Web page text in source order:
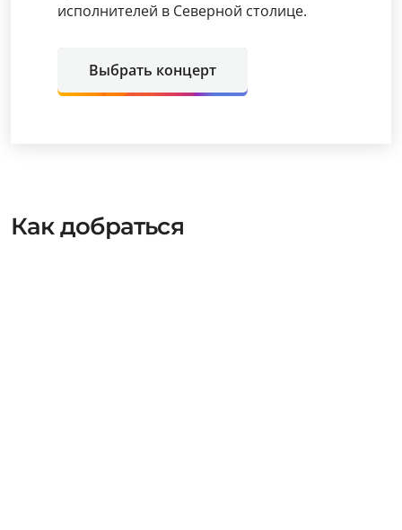
исполнителей в Северной столице.
Выбрать концерт
Как добраться